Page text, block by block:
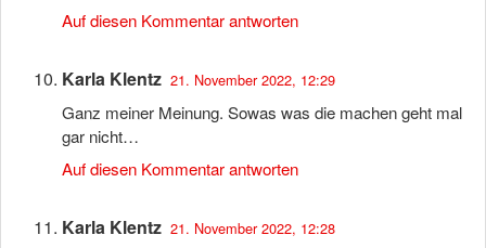
Auf diesen Kommentar antworten
Karla Klentz 21. November 2022, 12:29
Ganz meiner Meinung. Sowas was die machen geht mal
gar nicht…
Auf diesen Kommentar antworten
Karla Klentz 21. November 2022, 12:28